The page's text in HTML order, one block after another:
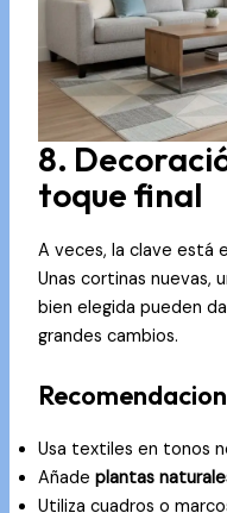
8.
toque final
A veces, la clave está
Unas cortinas nuevas,
bien elegida pueden
grandes cambios.
Usa textiles en tonos
Añade plantas
Utiliza cuadros o